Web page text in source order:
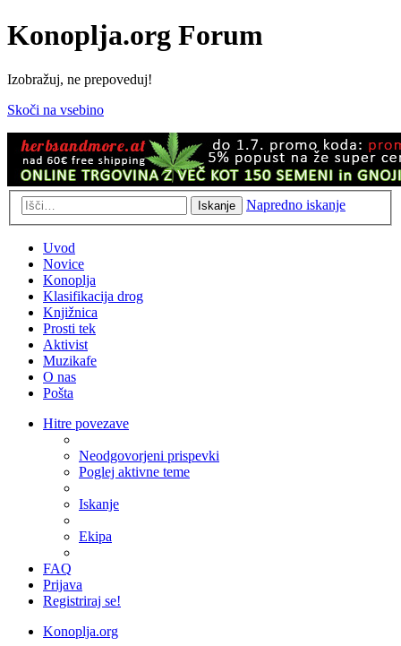
Konoplja.org Forum
Izobražuj, ne prepoveduj!
Skoči na vsebino
Iskanje Napredno iskanje
Uvod
Novice
Konoplja
Klasifikacija drog
Knjižnica
Prosti tek
Aktivist
Muzikafe
O nas
Pošta
Hitre povezave
Neodgovorjeni prispevki
Poglej aktivne teme
Iskanje
Ekipa
FAQ
Prijava
Registriraj se!
Konoplja.org